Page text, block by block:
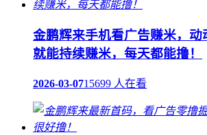
金鹏辉来手机看广告赚米，动
就能持续赚米，每天都能撸！
2026-03-0715699 人在看